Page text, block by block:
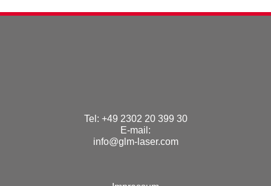
Tel: +49 2302 20 399 30
E-mail:
info@glm-laser.com